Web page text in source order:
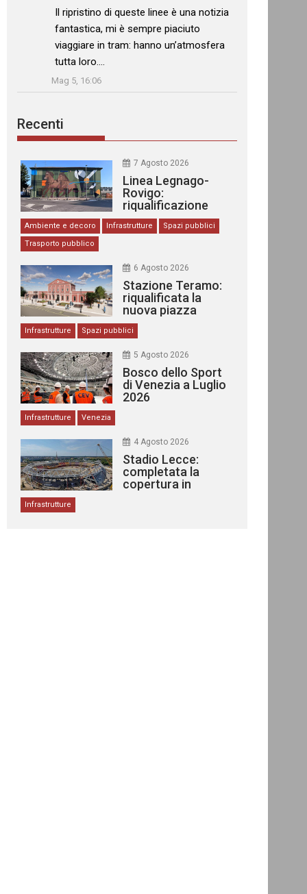
: “
Il ripristino di queste linee è una notizia
fantastica, mi è sempre piaciuto
viaggiare in tram: hanno un’atmosfera
tutta loro.…
Mag 5, 16:06
Recenti
7 Agosto 2026
Linea Legnago-
Rovigo:
riqualificazione
delle stazioni
Ambiente e decoro Infrastrutture
Spazi pubblici
Trasporto pubblico
6 Agosto 2026
Stazione Teramo:
riqualificata la
nuova piazza
urbana
Infrastrutture Spazi pubblici
5 Agosto 2026
Bosco dello Sport
di Venezia a Luglio
2026
Infrastrutture Venezia
4 Agosto 2026
Stadio Lecce:
completata la
copertura in
Infrastrutture